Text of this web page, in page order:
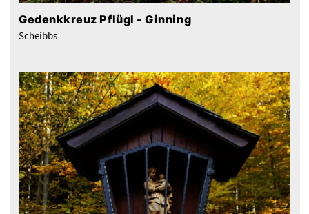
Gedenkkreuz Pflügl - Ginning
Scheibbs